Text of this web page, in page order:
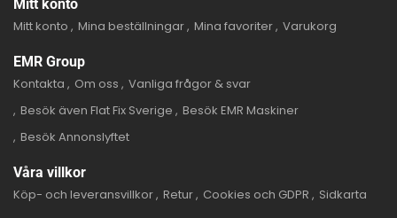
Mitt konto
Mitt konto
Mina beställningar Mina favoriter Varukorg
EMR Group
Kontakta
Om oss
Vanliga frågor & svar
Besök även Flat Fix Sverige
Besök EMR Maskiner
Besök Annonslyftet
Våra villkor
Köp- och leveransvillkor Retur Cookies och GDPR
Sidkarta